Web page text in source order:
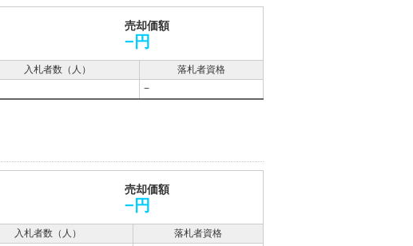
売却価額
−円
入札者数（人）
落札者資格
−
売却価額
−円
入札者数（人）
落札者資格